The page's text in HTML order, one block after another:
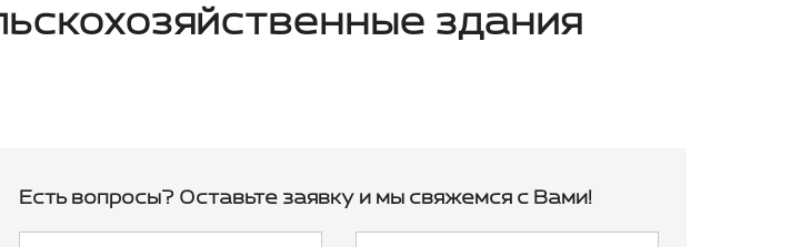
здания
Есть вопросы? Оставьте заявку и мы свяжемся с Вами!